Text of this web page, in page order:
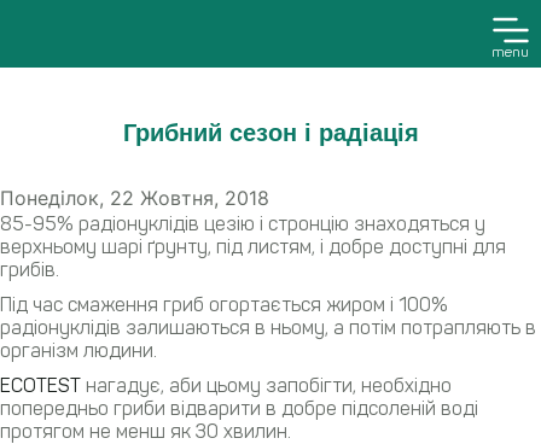
menu
Грибний сезон і радіація
Понеділок, 22 Жовтня, 2018
85-95% радіонуклідів цезію і стронцію знаходяться у
верхньому шарі ґрунту, під листям, і добре доступні для
грибів.
Під час смаження гриб огортається жиром і 100%
радіонуклідів залишаються в ньому, а потім потрапляють в
організм людини.
ECOTEST нагадує, аби цьому запобігти, необхідно
попередньо гриби відварити в добре підсоленій воді
протягом не менш як 30 хвилин.